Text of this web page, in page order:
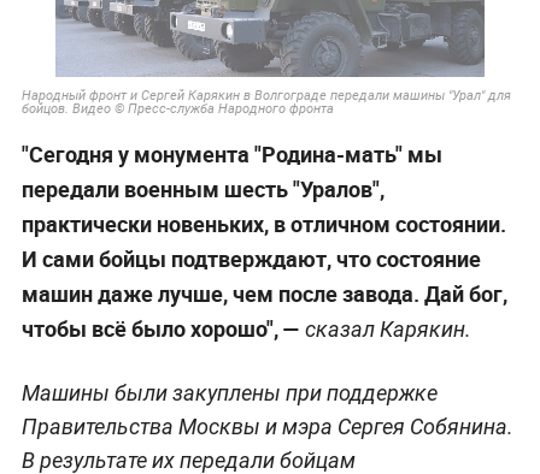
Народный фронт и Сергей Карякин в Волгограде передали машины "Урал" для
бойцов. Видео © Пресс-служба Народного фронта
"Сегодня у монумента "Родина-мать" мы
передали военным шесть "Уралов",
практически новеньких, в отличном состоянии.
И сами бойцы подтверждают, что состояние
машин даже лучше, чем после завода. Дай бог,
чтобы всё было хорошо", — сказал Карякин.
Машины были закуплены при поддержке
Правительства Москвы и мэра Сергея Собянина.
В результате их передали бойцам